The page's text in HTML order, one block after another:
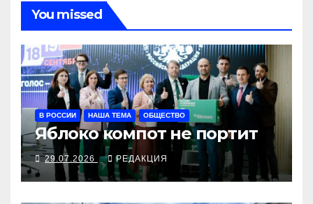
You missed
В РОССИИ НАША ТЕМА ОБЩЕСТВО
Яблоко компот не портит
29.07.2026 РЕДАКЦИЯ